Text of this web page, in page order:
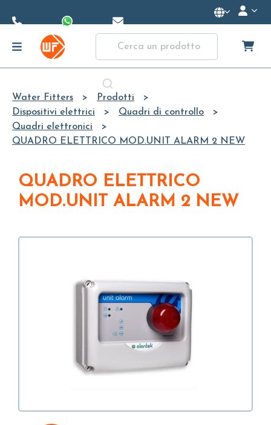
Content
Water Fitters
Prodotti
Dispositivi elettrici
Quadri di controllo
Quadri elettronici
QUADRO ELETTRICO MOD.UNIT ALARM 2 NEW
QUADRO ELETTRICO
MOD.UNIT ALARM 2 NEW